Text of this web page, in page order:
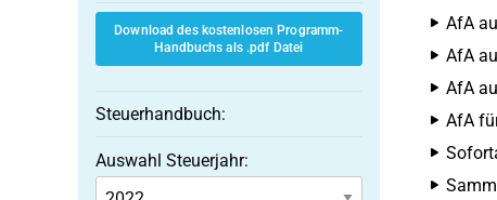
AfA
AfA
AfA
AfA
Download des kostenlosen Programm-
Handbuchs als .pdf Datei
Steuerhandbuch:
Auswahl Steuerjahr: